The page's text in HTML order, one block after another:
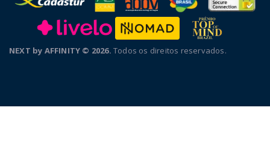
NEXT by AFFINITY © 2026. Todos os direitos reservados.